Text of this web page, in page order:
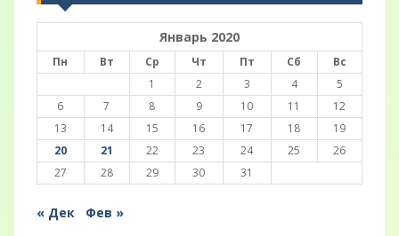
Январь 2020
Пн Вт Ср Чт Пт Сб
Вс
1
2 3 4
5
6
7 8 9 10 11
12
13
14 15 16 17 18
19
20
21 22 23 24 25
26
27
28 29 30 31
« Дек Фев »